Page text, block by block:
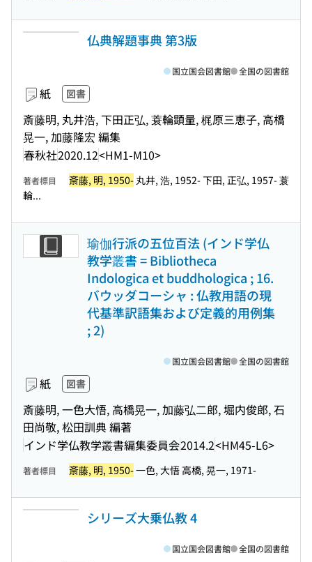
仏典解題事典 第3版
紙 図書
斎藤明, 丸井浩, 下田正弘, 蓑輪顕量, 梶原三恵子, 高橋
晃一, 加藤隆宏 編集
春秋社2020.12<HM1-M10>
国立国会図書館 全国の図書館
著者標目 斎藤, 明, 1950- 丸井, 浩, 1952- 下田, 正弘, 1957- 蓑
輪...
瑜伽行派の五位百法 (インド学仏
教学叢書 = Bibliotheca
Indologica et buddhologica ; 16.
バウッダコーシャ : 仏教用語の現
代基準訳語集および定義的用例集
; 2)
紙 図書
斎藤明, 一色大悟, 高橋晃一, 加藤弘二郎, 堀内俊郎, 石
田尚敬, 松田訓典 編著
インド学仏教学叢書編集委員会2014.2<HM45-L6>
国立国会図書館 全国の図書館
著者標目 斎藤, 明, 1950-一色, 大悟 高橋, 晃一, 1971-
シリーズ大乗仏教 4
国立国会図書館 全国の図書館